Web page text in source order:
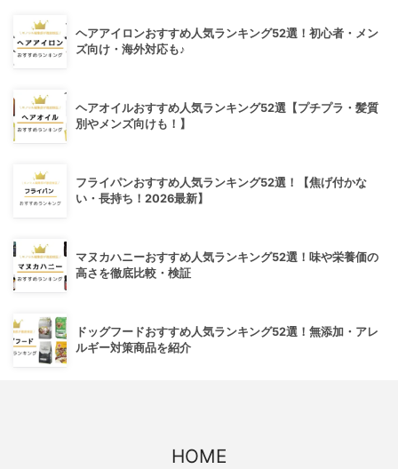
ヘアアイロンおすすめ人気ランキング52選！初心者・メン
ズ向け・海外対応も♪
ヘアオイルおすすめ人気ランキング52選【プチプラ・髪質
別やメンズ向けも！】
フライパンおすすめ人気ランキング52選！【焦げ付かな
い・長持ち！2026最新】
マヌカハニーおすすめ人気ランキング52選！味や栄養価の
高さを徹底比較・検証
ドッグフードおすすめ人気ランキング52選！無添加・アレ
ルギー対策商品を紹介
HOME